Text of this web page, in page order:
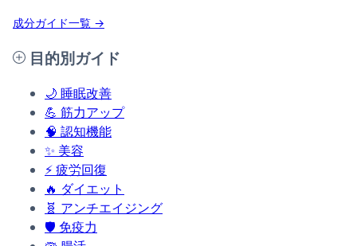
成分ガイド一覧 →
目的別ガイド
🌙 睡眠改善
💪 筋力アップ
🧠 認知機能
✨ 美容
⚡疲労回復
🔥 ダイエット
🧬 アンチエイジング
🛡️ 免疫力